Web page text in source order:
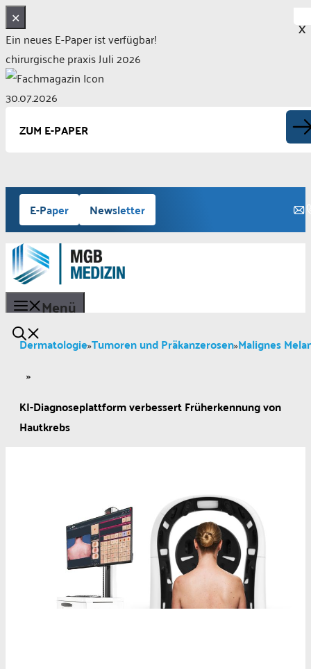
✕
Ein neues E-Paper ist verfügbar!
chirurgische praxis Juli 2026
30.07.2026
ZUM E-PAPER
Zum
Inhalt
springen
E-Paper Newsletter
Menü
Dermatologie»Tumoren und Präkanzerosen»Malignes
»
KI-Diagnoseplattform verbessert Früherkennung von
Hautkrebs
X